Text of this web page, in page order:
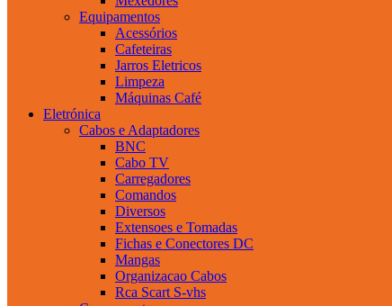
Equipamentos
Acessórios
Cafeteiras
Jarros Eletricos
Limpeza
Máquinas Café
Eletrónica
Cabos e Adaptadores
BNC
Cabo TV
Carregadores
Comandos
Diversos
Extensoes e Tomadas
Fichas e Conectores DC
Mangas
Organizacao Cabos
Rca Scart S-vhs